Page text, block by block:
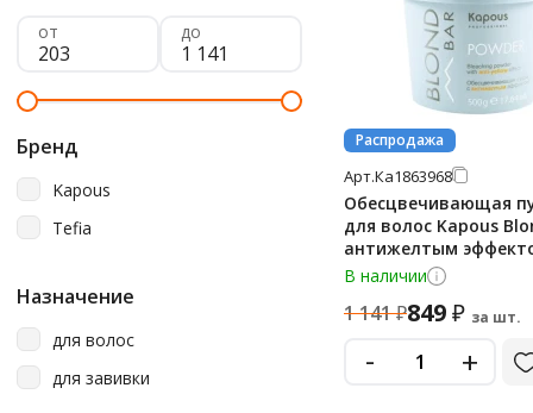
от до
Бренд
Kapous
Tefia
Назначение
для волос
для завивки
Распродажа
Арт.Ка1863968
Обесцвечивающая
для волос Kapous
антижелтым
500мл
В наличии
1 141₽849₽ за шт.
- +